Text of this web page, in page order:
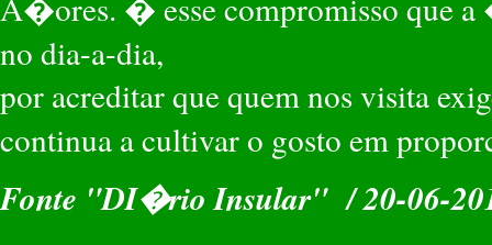
no dia-a-dia,
por acreditar que quem nos visita
continua a cultivar o gosto em
Fonte "DI�rio Insular" / 20-06-